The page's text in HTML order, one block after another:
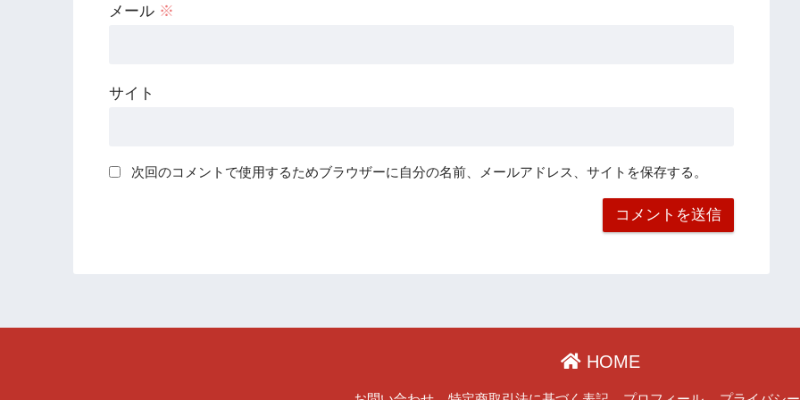
メール ※
サイト
次回のコメントで使用するためブラウザーに自分の名前、メールアドレス、サイトを保存する。
HOME